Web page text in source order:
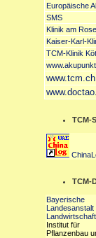
Europäische
SMS
Klinik am
Kaiser-Karl-
TCM-Klinik
www.tcm.ch
TCM-
TCM-
Bayerische
Landesanstalt
Landwirtschaft
Institut für
Pflanzenbau